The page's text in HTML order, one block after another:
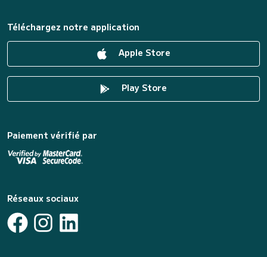
Téléchargez notre application
Apple Store
Play Store
Paiement vérifié par
Réseaux sociaux